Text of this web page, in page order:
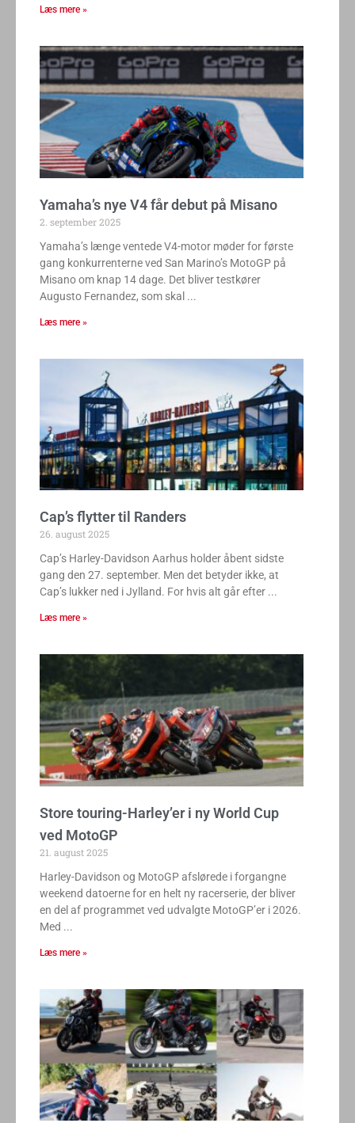
Læs mere »
Yamaha’s nye V4 får debut på Misano
2. september 2025
Yamaha’s længe ventede V4-motor møder for første
gang konkurrenterne ved San Marino’s MotoGP på
Misano om knap 14 dage. Det bliver testkører
Augusto Fernandez, som skal
Læs mere »
Cap’s flytter til Randers
26. august 2025
Cap’s Harley-Davidson Aarhus holder åbent sidste
gang den 27. september. Men det betyder ikke, at
Cap’s lukker ned i Jylland. For hvis alt går efter
Læs mere »
Store touring-Harley’er i ny World Cup
ved MotoGP
21. august 2025
Harley-Davidson og MotoGP afslørede i forgangne
weekend datoerne for en helt ny racerserie, der bliver
en del af programmet ved udvalgte MotoGP’er i 2026.
Med
Læs mere »